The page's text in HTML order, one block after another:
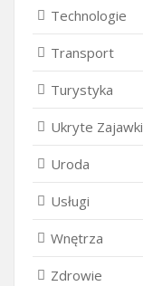
Technologie
Transport
Turystyka
Ukryte Zajawki
Uroda
Usługi
Wnętrza
Zdrowie